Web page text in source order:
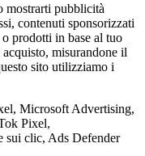
mostrarti pubblicità
contenuti sponsorizzati
prodotti in base al tuo
misurandone il
sito utilizziamo i
Microsoft Advertising,
Pixel,
sui clic, Ads Defender